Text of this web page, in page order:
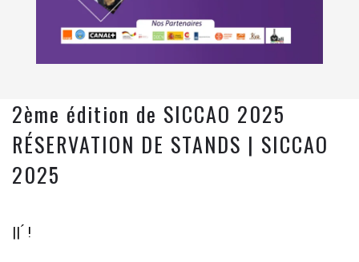
2ème édition de SICCAO 2025
RÉSERVATION DE STANDS | SICCAO
2025
|| ́ !